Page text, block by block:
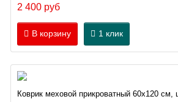
2 400 руб
В корзину 1 клик
Коврик меховой прикроватный 60х120